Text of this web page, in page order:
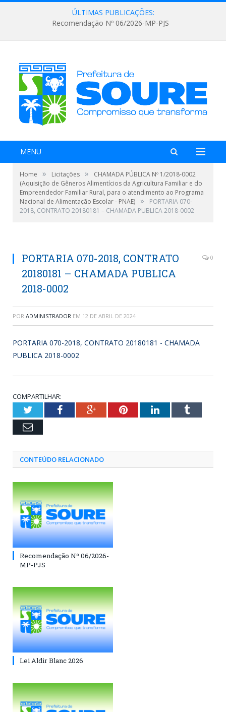
ÚLTIMAS PUBLICAÇÕES:
Recomendação Nº 06/2026-MP-PJS
MENU
Home » Licitações »
CHAMADA PÚBLICA Nº 1/2018-0002
(Aquisição de Gêneros Alimentícios da Agricultura Familiar e do
Empreendedor Familiar Rural, para o atendimento ao Programa
Nacional de Alimentação Escolar - PNAE) »
PORTARIA 070-
2018, CONTRATO 20180181 – CHAMADA PUBLICA 2018-0002
PORTARIA 070-2018, CONTRATO
20180181 – CHAMADA PUBLICA
2018-0002
0
POR ADMINISTRADOR EM 12 DE ABRIL DE 2024
PORTARIA 070-2018, CONTRATO 20180181 - CHAMADA
PUBLICA 2018-0002
COMPARTILHAR:
TwitterFacebookGoogle+PinterestLinkedInTumblr
Email
CONTEÚDO RELACIONADO
Recomendação Nº 06/2026-
MP-PJS
Lei Aldir Blanc 2026